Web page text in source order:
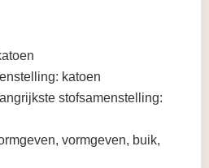
katoen
stofsamenstelling:
vormgeven, buik,